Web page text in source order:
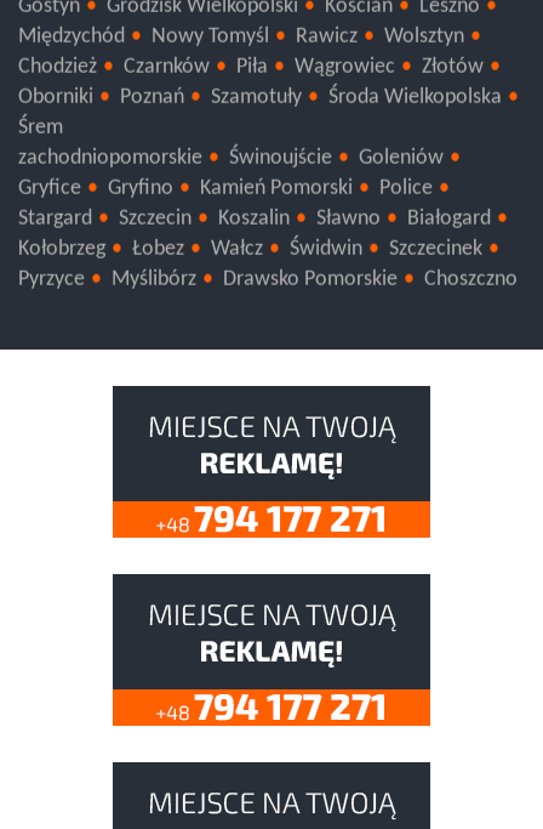
Gostyń
Grodzisk Wielkopolski Kościan
Leszno
Międzychód
Nowy Tomyśl Rawicz
Wolsztyn
Chodzież
Czarnków Piła Wągrowiec
Złotów
Oborniki
Poznań Szamotuły
Środa Wielkopolska
Śrem
zachodniopomorskie
Świnoujście
Goleniów
Gryfice
Gryfino Kamień Pomorski
Police
Stargard
Szczecin Koszalin Sławno
Białogard
Kołobrzeg
Łobez Wałcz Świdwin
Szczecinek
Pyrzyce
Myślibórz Drawsko Pomorskie Choszczno